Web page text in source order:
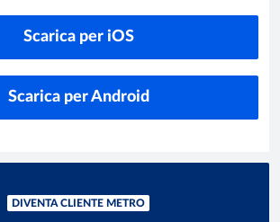
Scarica per iOS
Scarica per Android
DIVENTA CLIENTE METRO